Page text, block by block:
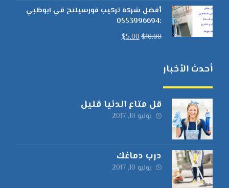
أفضل شركة تركيب فورسيلنج في ابوظبي
:0553996694
$10.00
$5.00
أحدث الأخبار
قل متاع الدنيا قليل
يونيو 10, 2017
درب دماغك
يونيو 10, 2017